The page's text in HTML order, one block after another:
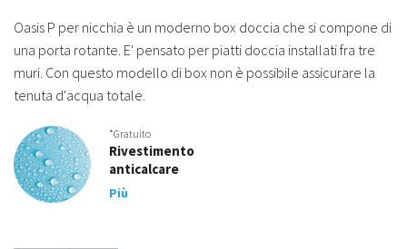
Oasis P per nicchia è un moderno box doccia che si compone di
una porta rotante. E' pensato per piatti doccia installati fra tre
muri. Con questo modello di box non è possibile assicurare la
tenuta d'acqua totale.
*Gratuito
Rivestimento
anticalcare
Più